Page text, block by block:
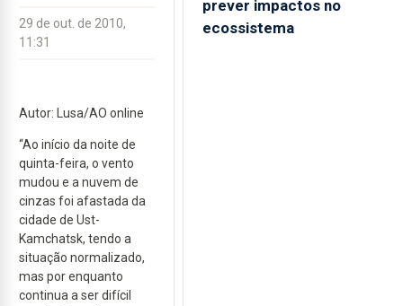
29 de out. de 2010,
11:31
Autor: Lusa/AO online
“Ao início da noite de
quinta-feira, o vento
mudou e a nuvem de
cinzas foi afastada da
cidade de Ust-
Kamchatsk, tendo a
situação normalizado,
mas por enquanto
continua a ser difícil
prever impactos no
ecossistema